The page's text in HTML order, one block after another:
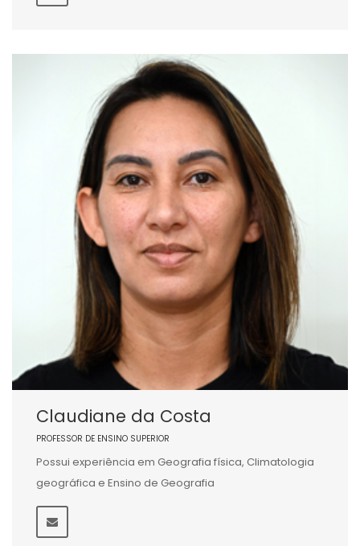
Claudiane da Costa
PROFESSOR DE ENSINO SUPERIOR
Possui experiência em Geografia física, Climatologia
geográfica e Ensino de Geografia